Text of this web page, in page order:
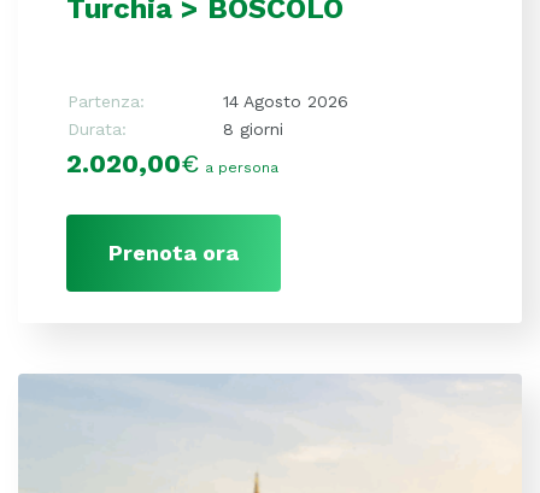
Turchia > BOSCOLO
Partenza:
14 Agosto 2026
Durata:
8 giorni
2.020,00€ a persona
Prenota ora